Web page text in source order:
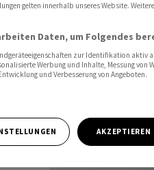
gelten innerhalb unseres Website.
Daten, um Folgendes
zur Identifikation aktiv
Werbung und Inhalte, Messung von
und Verbesserung von Angeboten.
AKZEPTIEREN